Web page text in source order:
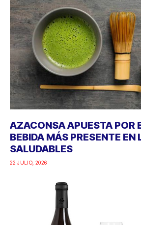
AZACONSA APUESTA POR
BEBIDA MÁS PRESENTE EN
SALUDABLES
22 JULIO, 2026